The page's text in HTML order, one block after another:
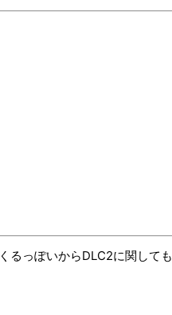
るっぽいからDLC2に関して